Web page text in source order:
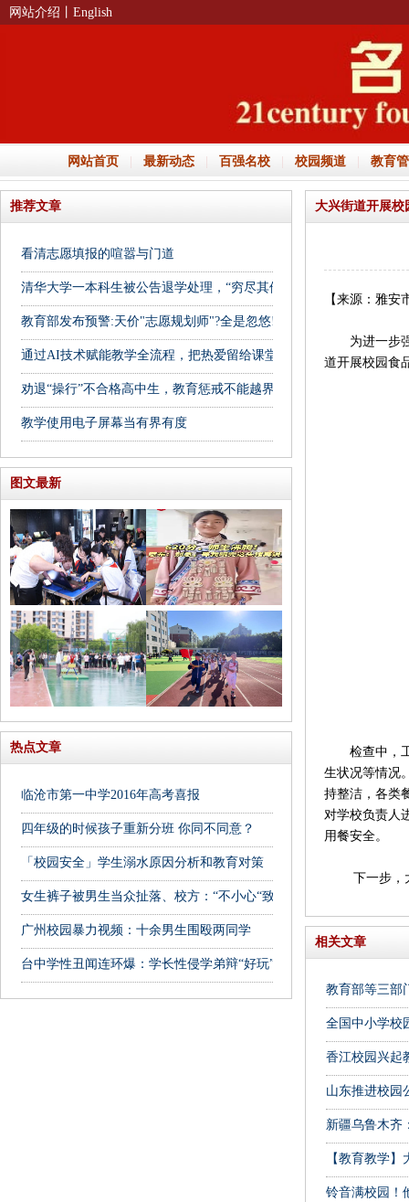
网站介绍 丨English
网站首页 最新动态 百强名校 校园频道 教育
推荐文章
看清志愿填报的喧嚣与门道
清华大学一本科生被公告退学处理，“穷尽其他送达方式后仍无法送
教育部发布预警:天价"志愿规划师"?全是忽悠!
通过AI技术赋能教学全流程，把热爱留给课堂
劝退“操行”不合格高中生，教育惩戒不能越界
教学使用电子屏幕当有界有度
图文最新
热点文章
临沧市第一中学2016年高考喜报
四年级的时候孩子重新分班 你同不同意？
「校园安全」学生溺水原因分析和教育对策
女生裤子被男生当众扯落、校方：“不小心“致”意外”
广州校园暴力视频：十余男生围殴两同学
台中学性丑闻连环爆：学长性侵学弟辩“好玩”
大兴街道开展校
【来源：雅安
为进一步强
道开展校园食
检查中，工
生状况等情况
持整洁，各类
对学校负责人
用餐安全。
下一步，大
相关文章
教育部等三部
全国中小学校
香江校园兴起
山东推进校园
新疆乌鲁木齐
【教育教学
铃音满校园！